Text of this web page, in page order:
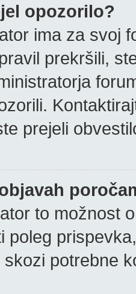
opozorilo?
ima za svoj
prekršili,
prejeli
to možnost
poleg
potrebne